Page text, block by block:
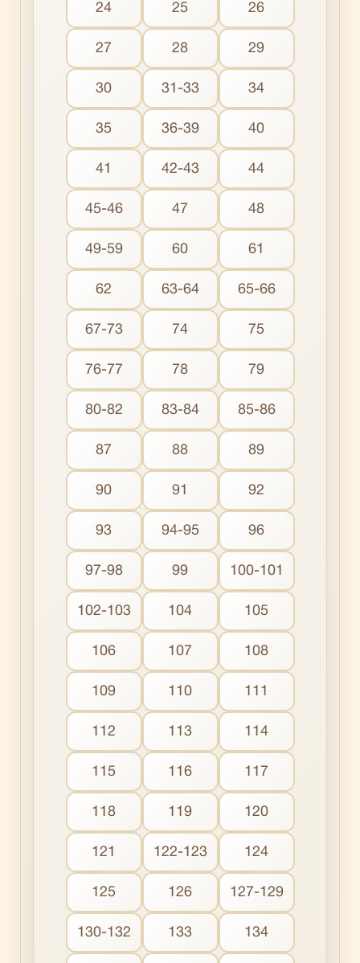
24 25 26
27 28 29
30 31-33 34
35 36-39 40
41 42-43 44
45-46 47 48
49-59 60 61
62 63-64 65-66
67-73 74 75
76-77 78 79
80-82 83-84 85-86
87 88 89
90 91 92
93 94-95 96
97-98 99 100-101
102-103 104 105
106 107 108
109 110 111
112 113 114
115 116 117
118 119 120
121 122-123 124
125 126 127-129
130-132 133 134